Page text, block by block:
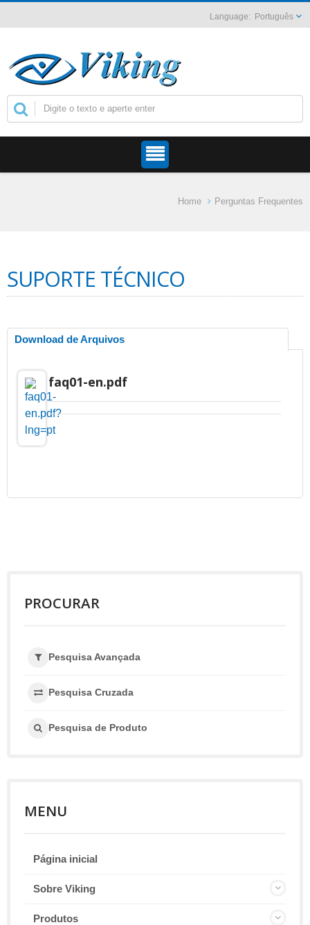
Português
Home Perguntas Frequentes
SUPORTE TÉCNICO
Download de Arquivos
faq01-en.pdf
PROCURAR
Pesquisa Avançada
Pesquisa Cruzada
Pesquisa de Produto
MENU
Página inicial
Sobre Viking
Produtos